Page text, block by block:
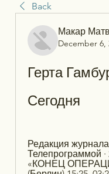
Back
Макар
December 6,
Герта
Сегодня
Редакция
Телепрограммой
«КОНЕЦ